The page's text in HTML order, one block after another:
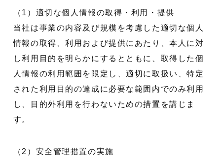
（1）適切な個人情報の取得・利用・提供
当社は事業の内容及び規模を考慮した適切な個人
情報の取得、利用および提供にあたり、本人に対
し利用目的を明らかにするとともに、取得した個
人情報の利用範囲を限定し、適切に取扱い、特定
された利用目的の達成に必要な範囲内でのみ利用
し、目的外利用を行わないための措置を講じま
す。
（2）安全管理措置の実施